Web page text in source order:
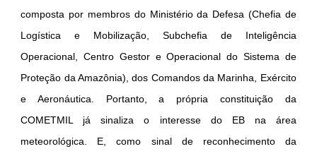
composta por membros do Ministério da Defesa (Chefia de
Logística e Mobilização, Subchefia de Inteligência
Operacional, Centro Gestor e Operacional do Sistema de
Proteção da Amazônia), dos Comandos da Marinha, Exército
e Aeronáutica. Portanto, a própria constituição da
COMETMIL já sinaliza o interesse do EB na área
meteorológica. E, como sinal de reconhecimento da